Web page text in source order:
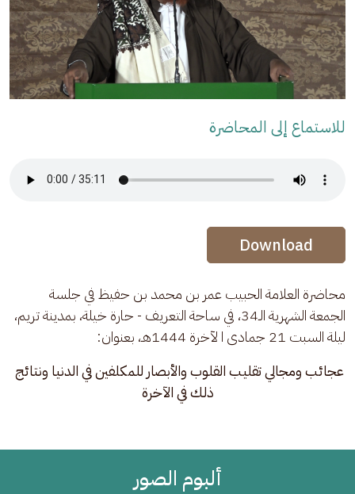
للاستماع إلى المحاضرة
Audio Stream
Audio Stream
Download
محاضرة العلامة الحبيب عمر بن محمد بن حفيظ في جلسة
الجمعة الشهرية الـ34، في ساحة التعريف - حارة خيلة، بمدينة تريم،
ليلة السبت 21 جمادى ا لآخرة 1444هـ، بعنوان:
عجائب ومجالي تقليب القلوب والأبصار للمكلفين في الدنيا ونتائج
ذلك في الآخرة
ألبوم الصور